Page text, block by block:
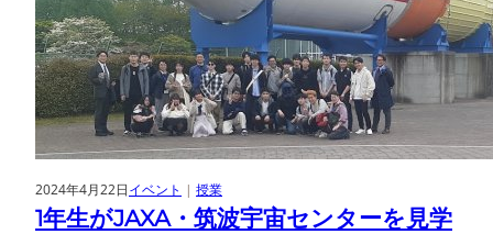
2024年4月22日イベント | 授業
1年生がJAXA・筑波宇宙センターを見学